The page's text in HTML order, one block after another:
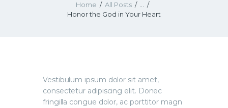
Home All Posts
Honor the God in Your Heart
SAFEGUARDING
Vestibulum ipsum dolor sit amet,
consectetur adipiscing elit. Donec
fringilla congue dolor, ac porttitor magn